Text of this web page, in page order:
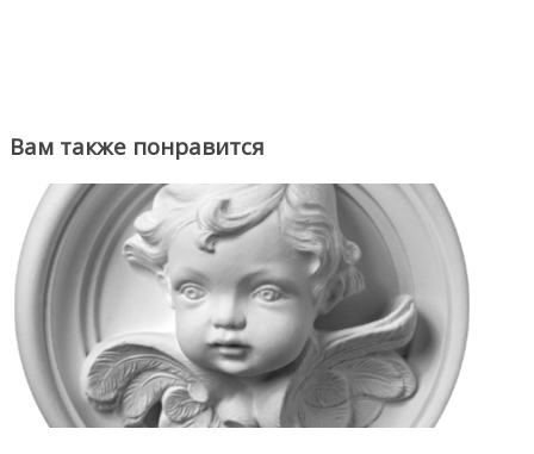
Вам также понравится